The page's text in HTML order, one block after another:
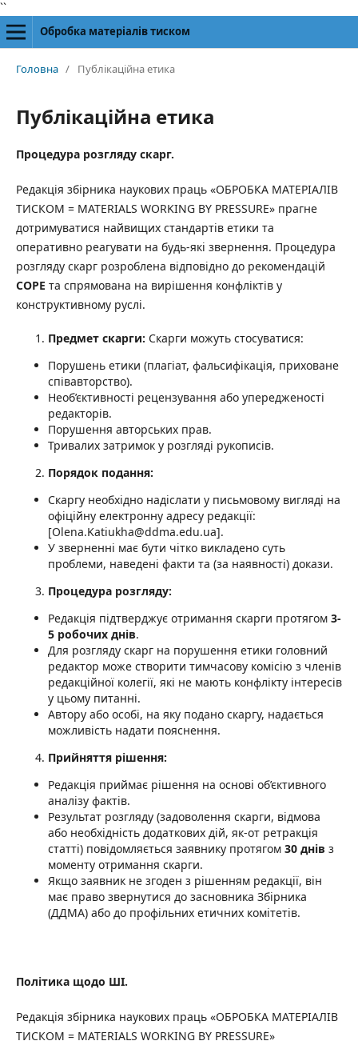
``
Обробка матеріалів тиском
Головна / Публікаційна етика
Публікаційна етика
Процедура розгляду скарг.
Редакція збірника наукових праць «ОБРОБКА МАТЕРІАЛІВ
ТИСКОМ = MATERIALS WORKING BY PRESSURE» прагне
дотримуватися найвищих стандартів етики та
оперативно реагувати на будь-які звернення. Процедура
розгляду скарг розроблена відповідно до рекомендацій
COPE та спрямована на вирішення конфліктів у
конструктивному руслі.
Предмет скарги: Скарги можуть стосуватися:
Порушень етики (плагіат, фальсифікація, приховане
співавторство).
Необ’єктивності рецензування або упередженості
редакторів.
Порушення авторських прав.
Тривалих затримок у розгляді рукописів.
Порядок подання:
Скаргу необхідно надіслати у письмовому вигляді на
офіційну електронну адресу редакції:
[Olena.Katiukha@ddma.edu.ua].
У зверненні має бути чітко викладено суть
проблеми, наведені факти та (за наявності) докази.
Процедура розгляду:
Редакція підтверджує отримання скарги протягом 3-
5 робочих днів.
Для розгляду скарг на порушення етики головний
редактор може створити тимчасову комісію з членів
редакційної колегії, які не мають конфлікту інтересів
у цьому питанні.
Автору або особі, на яку подано скаргу, надається
можливість надати пояснення.
Прийняття рішення:
Редакція приймає рішення на основі об’єктивного
аналізу фактів.
Результат розгляду (задоволення скарги, відмова
або необхідність додаткових дій, як-от ретракція
статті) повідомляється заявнику протягом 30 днів з
моменту отримання скарги.
Якщо заявник не згоден з рішенням редакції, він
має право звернутися до засновника Збірника
(ДДМА) або до профільних етичних комітетів.
Політика щодо ШІ.
Редакція збірника наукових праць «ОБРОБКА МАТЕРІАЛІВ
ТИСКОМ = MATERIALS WORKING BY PRESSURE»